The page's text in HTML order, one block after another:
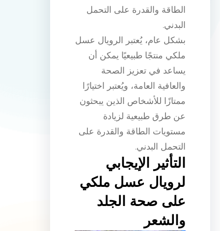
الطاقة والقدرة على التحمل
البدني.
بشكل عام، يُعتبر الرويال عسل
ملكي منتجًا طبيعيًا يمكن أن
يساعد في تعزيز الصحة
والعافية العامة، ويُعتبر اختيارًا
ممتازًا للأشخاص الذين يبحثون
عن طرق طبيعية لزيادة
مستويات الطاقة والقدرة على
التحمل البدني.
التأثير الإيجابي
لرويال عسل ملكي
على صحة الجلد
والشعر